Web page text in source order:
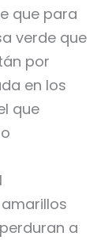
que para
verde que
por
en los
que
a